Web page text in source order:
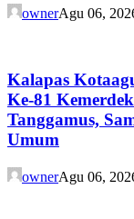
ownerAgu 06,
Kalapas
Ke-81
Tanggamus,
Umum
ownerAgu 06,